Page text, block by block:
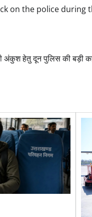
on the police during
अंकुश हेतु दून पुलिस की बड़ी